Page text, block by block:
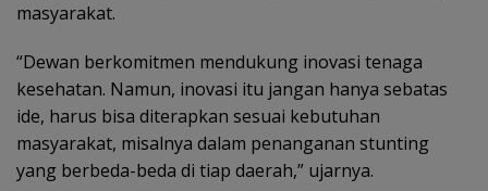
masyarakat.
“Dewan berkomitmen mendukung inovasi tenaga
kesehatan. Namun, inovasi itu jangan hanya sebatas
ide, harus bisa diterapkan sesuai kebutuhan
masyarakat, misalnya dalam penanganan stunting
yang berbeda-beda di tiap daerah,” ujarnya.